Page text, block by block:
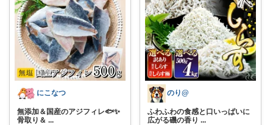
にこなつ
無添加＆国産のアジフィレ🐟✨
骨取り＆ ...
のり@
ふわふわの食感と口いっぱいに
広がる磯の香り ...